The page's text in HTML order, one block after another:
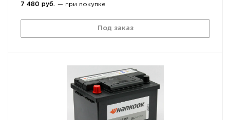
7 480 руб. — при покупке
Под заказ